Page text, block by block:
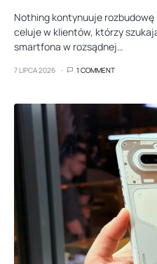
Nothing kontynuuje
celuje w klientów, którzy
smartfona w rozsądnej…
7 LIPCA 2026 1 COMMENT